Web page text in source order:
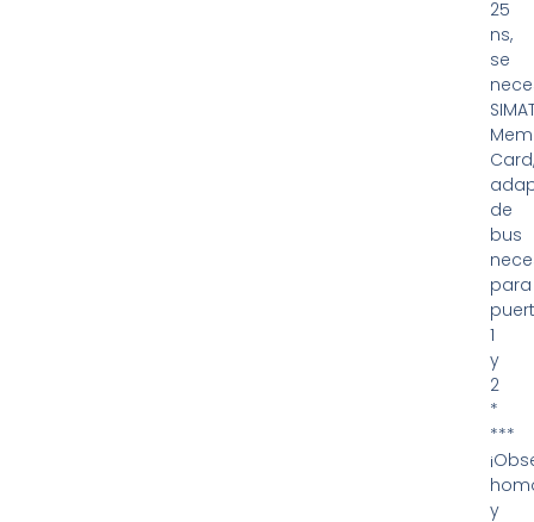
25
ns,
se
de
bus
para
1
y
2
*
***
y